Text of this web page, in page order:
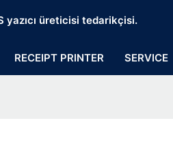
yazıcı üreticisi tedarikçisi.
RECEIPT PRINTER SERVICE